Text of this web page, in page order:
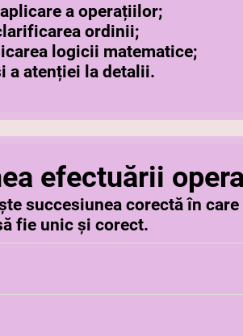
a operațiilor;
ordinii;
logicii matematice;
a atenției la detalii.
efectuării
succesiunea corectă în
fie unic și corect.
apoi pătrate și acolade.